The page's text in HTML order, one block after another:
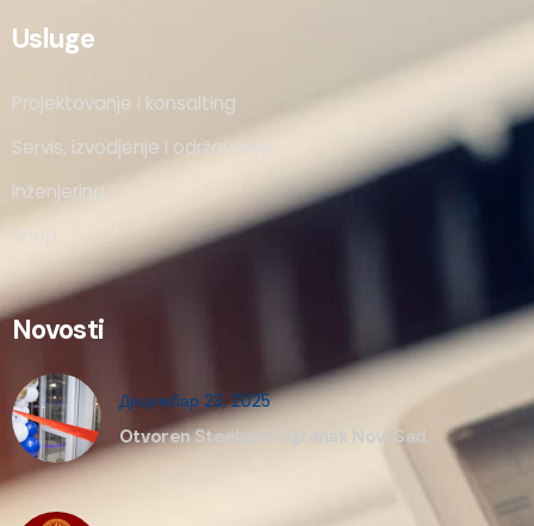
Usluge
Projektovanje i konsalting
Servis, izvodjenje i održavanje
Inženjering
Shop
Novosti
Децембар 23, 2025
Otvoren Steelsoft Ogranak Novi Sad